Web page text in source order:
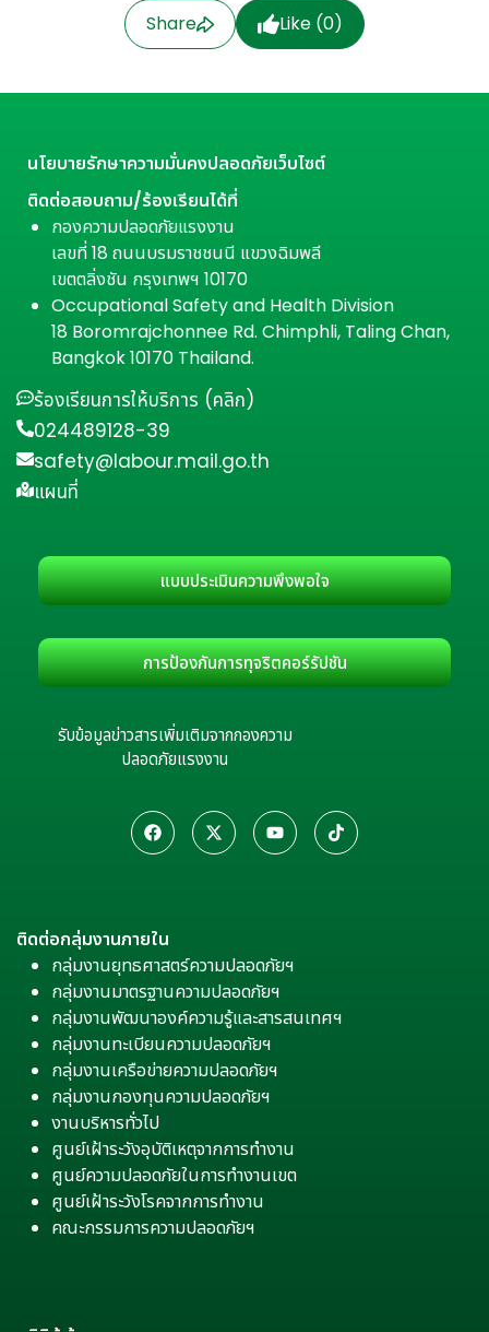
Share Like (0)
นโยบายรักษาความมั่นคงปลอดภัยเว็บไซต์
ติดต่อสอบถาม/ร้องเรียนได้ที่
กองความปลอดภัยแรงงาน
เลขที่ 18 ถนนบรมราชชนนี แขวงฉิมพลี
เขตตลิ่งชัน กรุงเทพฯ 10170
Occupational Safety and Health Division
18 Boromrajchonnee Rd. Chimphli, Taling Chan,
Bangkok 10170 Thailand.
ร้องเรียนการให้บริการ (คลิก)
024489128-39
safety@labour.mail.go.th
แผนที่
แบบประเมินความพึงพอใจ
การป้องกันการทุจริตคอร์รัปชัน
รับข้อมูลข่าวสารเพิ่มเติมจากกองความ
ปลอดภัยแรงงาน
ติดต่อกลุ่มงานภายใน
กลุ่มงานยุทธศาสตร์ความปลอดภัยฯ
กลุ่มงานมาตรฐานความปลอดภัยฯ
กลุ่มงานพัฒนาองค์ความรู้และสารสนเทศฯ
กลุ่มงานทะเบียนความปลอดภัยฯ
กลุ่มงานเครือข่ายความปลอดภัยฯ
กลุ่มงานกองทุนความปลอดภัยฯ
งานบริหารทั่วไป
ศูนย์เฝ้าระวังอุบัติเหตุจากการทำงาน
ศูนย์ความปลอดภัยในการทำงานเขต
ศูนย์เฝ้าระวังโรคจากการทำงาน
คณะกรรมการความปลอดภัยฯ